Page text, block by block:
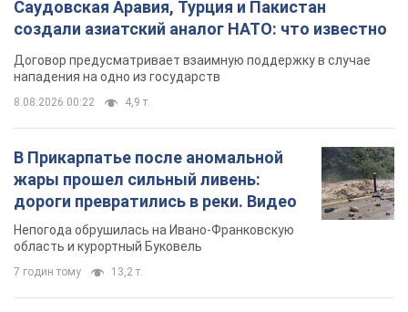
область и курортный Буковель
7 годин тому 13,2 т.
Хорватия унизила сборную России
по спортивной гимнастике,
официально не пустив на чемпионат
Европы основных спортсменов
Турнир пройдет в Загребе с 13 по 23 августа
6 годин тому 10,0 т.